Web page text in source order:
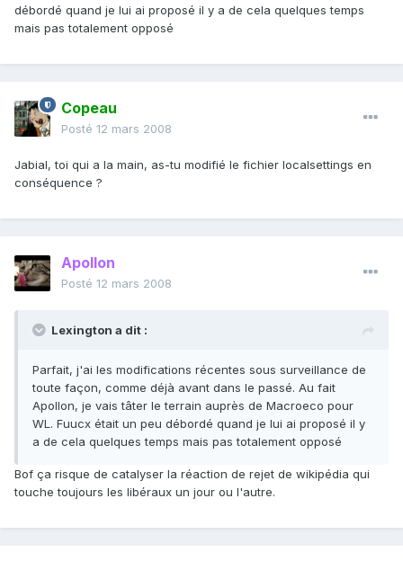
débordé quand je lui ai proposé il y a de cela quelques temps
mais pas totalement opposé
Copeau
Posté 12 mars 2008
Jabial, toi qui a la main, as-tu modifié le fichier localsettings en
conséquence ?
Apollon
Posté 12 mars 2008
Lexington a dit :
Parfait, j'ai les modifications récentes sous surveillance de
toute façon, comme déjà avant dans le passé. Au fait
Apollon, je vais tâter le terrain auprès de Macroeco pour
WL. Fuucx était un peu débordé quand je lui ai proposé il y
a de cela quelques temps mais pas totalement opposé
Bof ça risque de catalyser la réaction de rejet de wikipédia qui
touche toujours les libéraux un jour ou l'autre.